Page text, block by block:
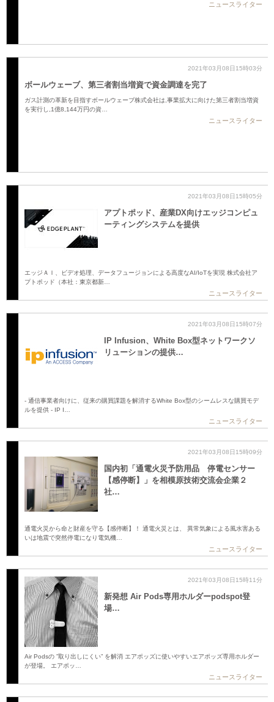
ニュースライター
2021年03月08日15時03分
ボールウェーブ、第三者割当増資で資金調達を完了
ガス計測の革新を目指すボールウェーブ株式会社は,事業拡大に向けた第三者割当増資
を実行し,1億8,144万円の資…
ニュースライター
2021年03月08日15時05分
アプトポッド、産業DX向けエッジコンピュ
ーティングシステムを提供
エッジＡＩ、ビデオ処理、データフュージョンによる高度なAI/IoTを実現 株式会社ア
プトポッド（本社：東京都新…
ニュースライター
2021年03月08日15時07分
IP Infusion、White Box型ネットワークソ
リューションの提供…
- 通信事業者向けに、従来の購買課題を解消するWhite Box型のシームレスな購買モデ
ルを提供 - IP I…
ニュースライター
2021年03月08日15時09分
国内初「通電火災予防用品 停電センサー
【感停断】」を相模原技術交流会企業２
社…
通電火災から命と財産を守る【感停断】！ 通電火災とは、 異常気象による風水害ある
いは地震で突然停電になり電気機…
ニュースライター
2021年03月08日15時11分
新発想 Air Pods専用ホルダーpodspot登
場…
Air Podsの ”取り出しにくい” を解消 エアポッズに使いやすいエアポッズ専用ホルダー
が登場。 エアポッ…
ニュースライター